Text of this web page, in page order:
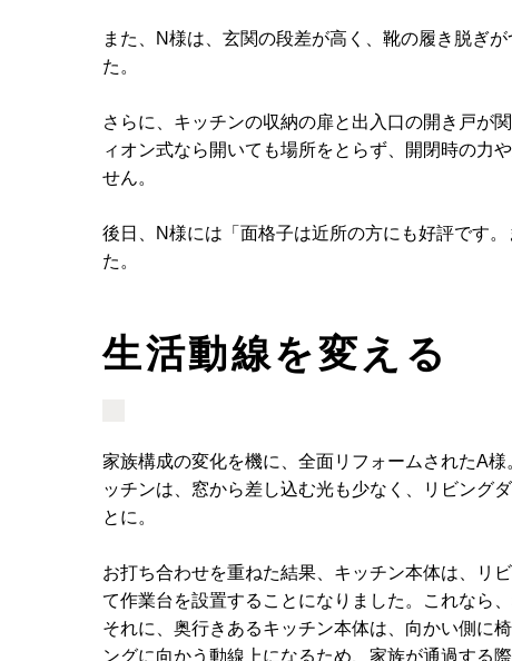
また、N様は、玄関の段差が高く、靴の履き脱ぎ
た。
さらに、キッチンの収納の扉と出入口の開き戸が
ィオン式なら開いても場所をとらず、開閉時の力
せん。
後日、N様には「面格子は近所の方にも好評です
た。
生活動線を変える
家族構成の変化を機に、全面リフォームされたA
ッチンは、窓から差し込む光も少なく、リビング
とに。
お打ち合わせを重ねた結果、キッチン本体は、リ
て作業台を設置することになりました。これなら
それに、奥行きあるキッチン本体は、向かい側に
ングに向かう動線上になるため、家族が通過する